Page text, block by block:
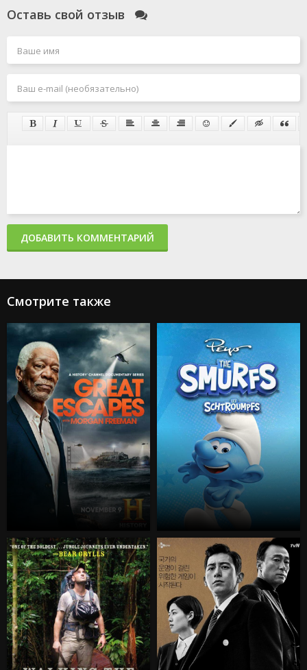
Оставь свой отзыв
ДОБАВИТЬ КОММЕНТАРИЙ
Смотрите также